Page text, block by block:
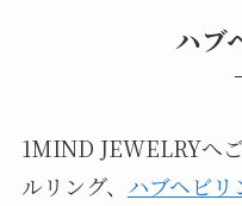
ハブ
1MIND JEWELRYへ
ルリング、 ハブヘビリ